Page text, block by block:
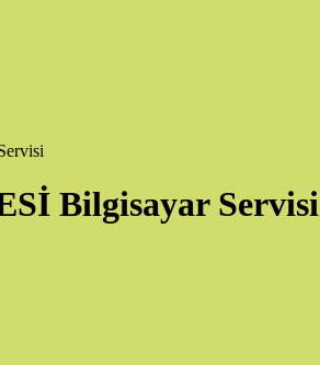
Bilgisayar Servisi